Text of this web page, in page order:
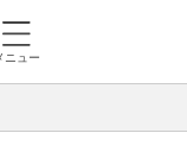
ニュー